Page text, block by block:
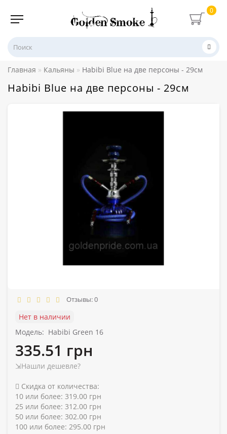
0
Главная Кальяны Habibi Blue на две персоны - 29см
Habibi Blue на две персоны - 29см
Отзывы: 0
Нет в наличии
Модель: Habibi Green 16
335.51 грн
⇲Нашли дешевле?
Скидка от количества:
10 или более: 319.00 грн
25 или более: 312.00 грн
50 или более: 302.00 грн
100 или более: 295.00 грн